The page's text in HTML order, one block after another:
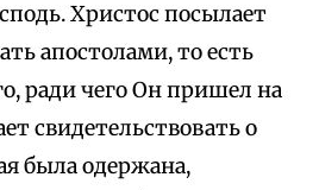
Христос посылает
апостолами, то есть
ради чего Он пришел на
свидетельствовать о
была одержана,